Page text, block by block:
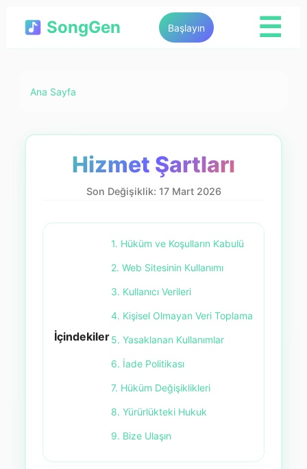
SongGen Başlayın ☰
Ana Sayfa
Hizmet Şartları
Son Değişiklik: 17 Mart 2026
İçindekiler
1. Hüküm ve Koşulların Kabulü
2. Web Sitesinin Kullanımı
3. Kullanıcı Verileri
4. Kişisel Olmayan Veri Toplama
5. Yasaklanan Kullanımlar
6. İade Politikası
7. Hüküm Değişiklikleri
8. Yürürlükteki Hukuk
9. Bize Ulaşın